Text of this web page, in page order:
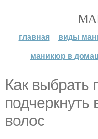
главная виды
маникюр в
Как выбрать
волос